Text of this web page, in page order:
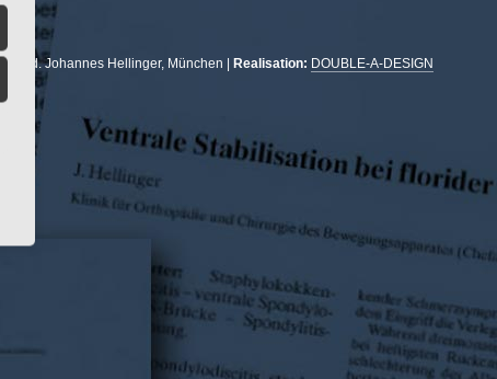
med. Johannes Hellinger, München | Realisation: DOUBLE-A-DESIGN